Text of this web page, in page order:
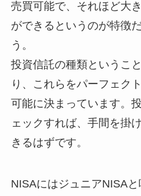
売買可能で、それほど大
ができるというのが特徴
う。
投資信託の種類というこ
り、これらをパーフェク
可能に決まっています。
ェックすれば、手間を掛
きるはずです。
NISAにはジュニアNISA